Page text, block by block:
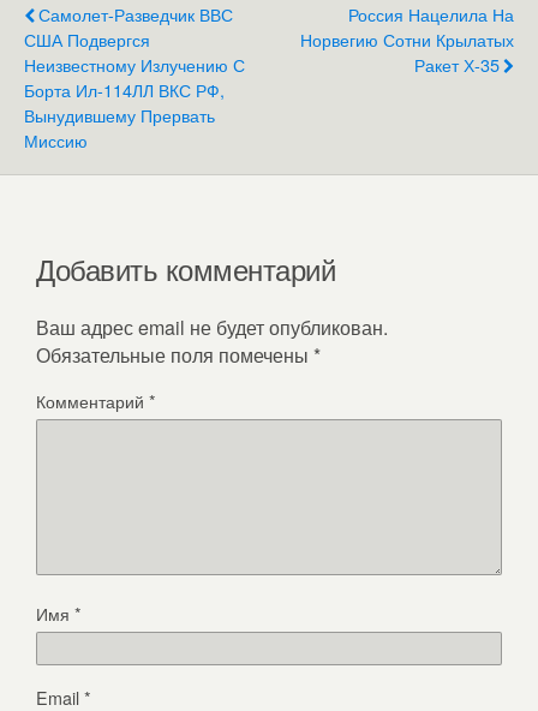
Самолет-Разведчик ВВС
США Подвергся
Неизвестному Излучению С
Борта Ил-114ЛЛ ВКС РФ,
Вынудившему Прервать
Миссию
Россия Нацелила На
Норвегию Сотни Крылатых
Ракет Х-35
Добавить комментарий
Ваш адрес email не будет опубликован.
Обязательные поля помечены *
Комментарий *
Имя *
Email*